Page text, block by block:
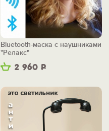
2 960 Р
Bluetooth-маска с наушниками
"Релакс"